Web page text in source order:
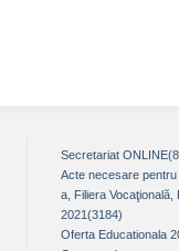
Secretariat
Acte necesare
a, Filiera
2021(3184)
Oferta Educationala